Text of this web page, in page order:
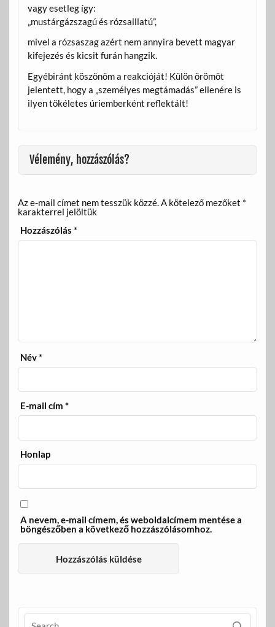
vagy esetleg így:
„mustárgázszagú és rózsaillatú”,
mivel a rózsaszag azért nem annyira bevett magyar
kifejezés és kicsit furán hangzik.
Egyébiránt köszönöm a reakcióját! Külön örömöt
jelentett, hogy a „személyes megtámadás” ellenére is
ilyen tökéletes úriemberként reflektált!
Vélemény, hozzászólás?
Az e-mail címet nem tesszük közzé.A kötelező mezőket *
karakterrel jelöltük
Hozzászólás*
Név*
E-mail cím*
Honlap
A nevem, e-mail címem, és weboldalcímem mentése a
böngészőben a következő hozzászólásomhoz.